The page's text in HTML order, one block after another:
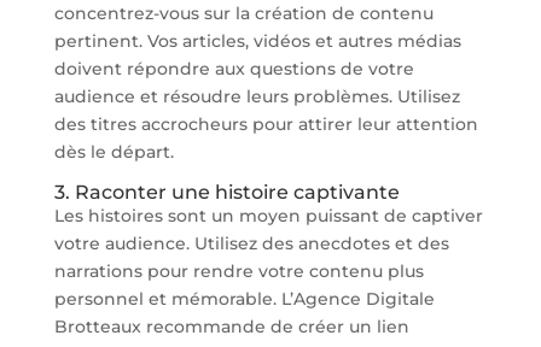
concentrez-vous sur la création de contenu
pertinent. Vos articles, vidéos et autres médias
doivent répondre aux questions de votre
audience et résoudre leurs problèmes. Utilisez
des titres accrocheurs pour attirer leur attention
dès le départ.
3. Raconter une histoire captivante
Les histoires sont un moyen puissant de captiver
votre audience. Utilisez des anecdotes et des
narrations pour rendre votre contenu plus
personnel et mémorable. L’Agence Digitale
Brotteaux recommande de créer un lien